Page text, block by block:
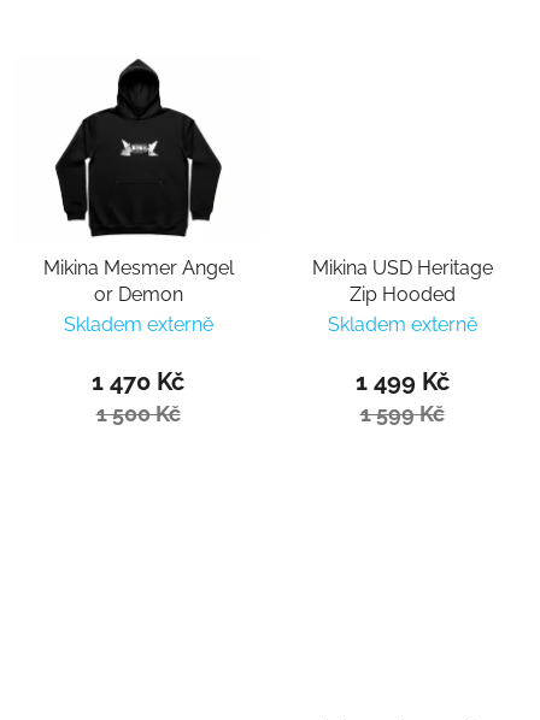
Mikina Mesmer Angel
or Demon
Skladem externě
1 470 Kč
1 500 Kč
Mikina USD Heritage
Zip Hooded
Skladem externě
1 499 Kč
1 599 Kč